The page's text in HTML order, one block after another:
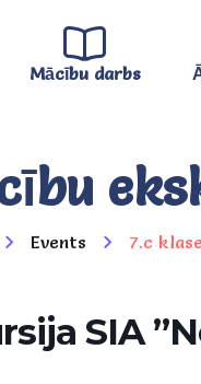
Mācību darbs
Events 7.c
SIA